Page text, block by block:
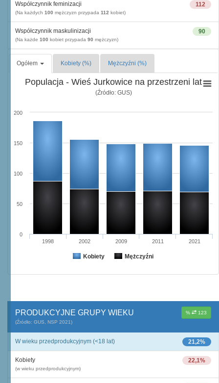
112
Współczynnik feminizacji
(Na każdych 100 mężczyzn przypada 112 kobiet)
90
Współczynnik maskulinizacji
(Na każde 100 kobiet przypada 90 mężczyzn)
Ogółem Kobiety (%) Mężczyźni (%)
Populacja - Wieś Jurkowice na przestrzeni lat
(Źródło: GUS)
Kobiety Mężczyźni
1998 2002 2009 2011 2021
0
50
100
150
200
% 123
PRODUKCYJNE GRUPY WIEKU
(Źródło: GUS, NSP 2021)
21,2%
W wieku przedprodukcyjnym (<18 lat)
22,1%
Kobiety
(w wieku przedprodukcyjnym)